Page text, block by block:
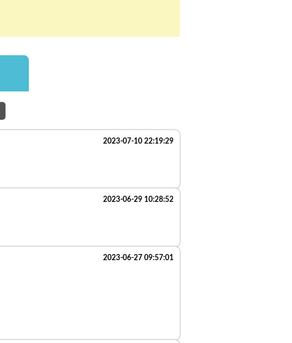
2023-07-10 22:19:29
2023-06-29 10:28:52
2023-06-27 09:57:01